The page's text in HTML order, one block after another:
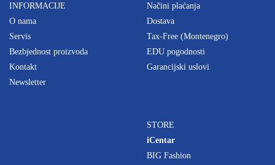
INFORMACIJE
O nama
Servis
Bezbjednost proizvoda
Kontakt
Newsletter
Načini plaćanja
Dostava
Tax-Free (Montenegro)
EDU pogodnosti
Garancijski uslovi
STORE
iCentar
BIG Fashion